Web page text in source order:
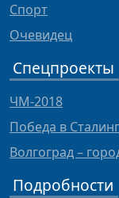
Спорт
Очевидец
Спецпроекты
ЧМ-2018
Победа в
Волгоград –
Подробности